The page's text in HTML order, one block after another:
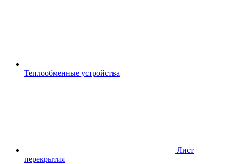
Теплообменные устройства
Лист
перекрытия